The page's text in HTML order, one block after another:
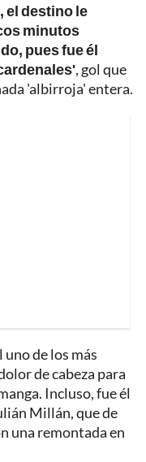
el destino le
minutos
pues fue él
, gol que
'albirroja' entera.
de los más
de cabeza para
Incluso, fue él
Millán, que de
una remontada en